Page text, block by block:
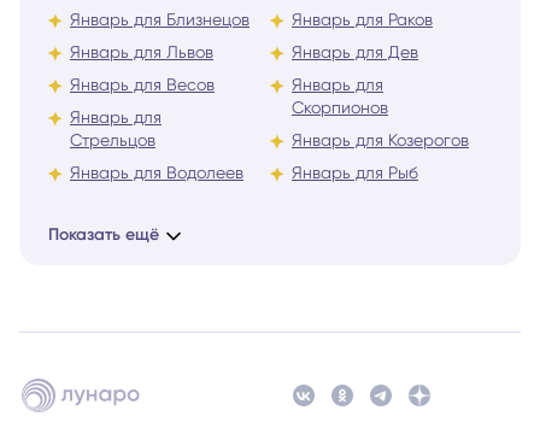
Январь для Близнецов
Январь для Львов
Январь для Весов
Январь для
Стрельцов
Январь для Водолеев
Январь для Раков
Январь для Дев
Январь для
Скорпионов
Январь для Козерогов
Январь для Рыб
Показать ещё